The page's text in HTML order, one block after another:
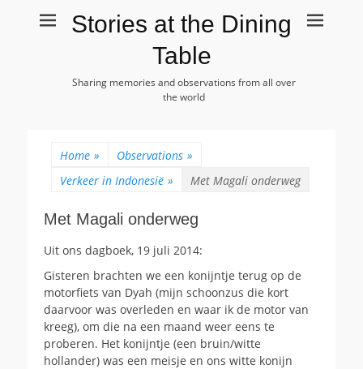
Stories at the Dining
Table
Sharing memories and observations from all over
the world
Home » Observations »
Verkeer in Indonesië » Met Magali onderweg
Met Magali onderweg
Uit ons dagboek, 19 juli 2014:
Gisteren brachten we een konijntje terug op de
motorfiets van Dyah (mijn schoonzus die kort
daarvoor was overleden en waar ik de motor van
kreeg), om die na een maand weer eens te
proberen. Het konijntje (een bruin/witte
hollander) was een meisje en ons witte konijn